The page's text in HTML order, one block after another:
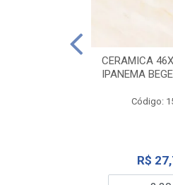
CERAMICA
IPANEMA
Código:
R$